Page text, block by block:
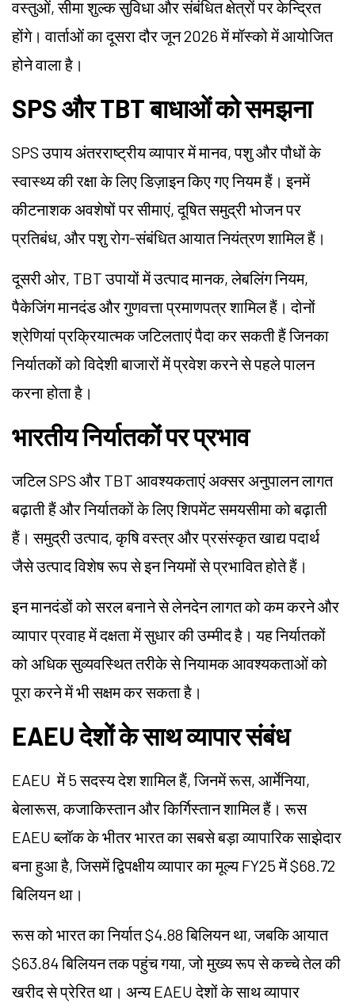
वस्तुओं, सीमा शुल्क सुविधा और संबंधित क्षेत्रों पर केन्द्रित
होंगे। वार्ताओं का दूसरा दौर जून 2026 में मॉस्को में आयोजित
होने वाला है।
SPS और TBT बाधाओं को समझना
SPS उपाय अंतरराष्ट्रीय व्यापार में मानव, पशु और पौधों के
स्वास्थ्य की रक्षा के लिए डिज़ाइन किए गए नियम हैं। इनमें
कीटनाशक अवशेषों पर सीमाएं, दूषित समुद्री भोजन पर
प्रतिबंध, और पशु रोग-संबंधित आयात नियंत्रण शामिल हैं।
दूसरी ओर, TBT उपायों में उत्पाद मानक, लेबलिंग नियम,
पैकेजिंग मानदंड और गुणवत्ता प्रमाणपत्र शामिल हैं। दोनों
श्रेणियां प्रक्रियात्मक जटिलताएं पैदा कर सकती हैं जिनका
निर्यातकों को विदेशी बाजारों में प्रवेश करने से पहले पालन
करना होता है।
भारतीय निर्यातकों पर प्रभाव
जटिल SPS और TBT आवश्यकताएं अक्सर अनुपालन लागत
बढ़ाती हैं और निर्यातकों के लिए शिपमेंट समयसीमा को बढ़ाती
हैं। समुद्री उत्पाद, कृषि वस्त्र और प्रसंस्कृत खाद्य पदार्थ
जैसे उत्पाद विशेष रूप से इन नियमों से प्रभावित होते हैं।
इन मानदंडों को सरल बनाने से लेनदेन लागत को कम करने और
व्यापार प्रवाह में दक्षता में सुधार की उम्मीद है। यह निर्यातकों
को अधिक सुव्यवस्थित तरीके से नियामक आवश्यकताओं को
पूरा करने में भी सक्षम कर सकता है।
EAEU देशों के साथ व्यापार संबंध
EAEU में 5 सदस्य देश शामिल हैं, जिनमें रूस, आर्मेनिया,
बेलारूस, कजाकिस्तान और किर्गिस्तान शामिल हैं। रूस
EAEU ब्लॉक के भीतर भारत का सबसे बड़ा व्यापारिक साझेदार
बना हुआ है, जिसमें द्विपक्षीय व्यापार का मूल्य FY25 में $68.72
बिलियन था।
रूस को भारत का निर्यात $4.88 बिलियन था, जबकि आयात
$63.84 बिलियन तक पहुंच गया, जो मुख्य रूप से कच्चे तेल की
खरीद से प्रेरित था। अन्य EAEU देशों के साथ व्यापार